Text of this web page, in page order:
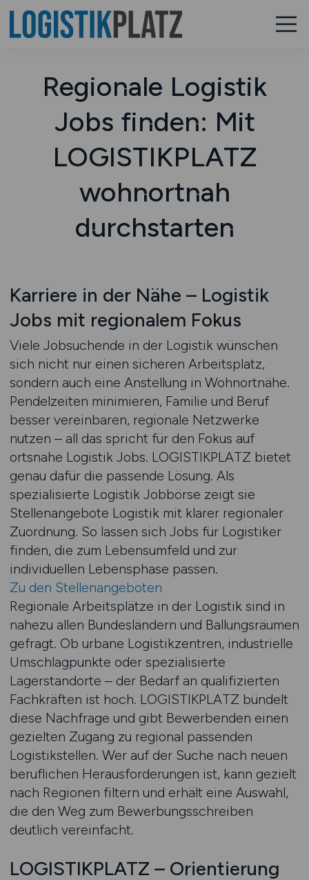
Regionale Logistik
Jobs finden: Mit
LOGISTIKPLATZ
wohnortnah
durchstarten
Karriere in der Nähe – Logistik
Jobs mit regionalem Fokus
Viele Jobsuchende in der Logistik wünschen
sich nicht nur einen sicheren Arbeitsplatz,
sondern auch eine Anstellung in Wohnortnähe.
Pendelzeiten minimieren, Familie und Beruf
besser vereinbaren, regionale Netzwerke
nutzen – all das spricht für den Fokus auf
ortsnahe Logistik Jobs. LOGISTIKPLATZ bietet
genau dafür die passende Lösung. Als
spezialisierte Logistik Jobbörse zeigt sie
Stellenangebote Logistik mit klarer regionaler
Zuordnung. So lassen sich Jobs für Logistiker
finden, die zum Lebensumfeld und zur
individuellen Lebensphase passen.
Zu den Stellenangeboten
Regionale Arbeitsplätze in der Logistik sind in
nahezu allen Bundesländern und Ballungsräumen
gefragt. Ob urbane Logistikzentren, industrielle
Umschlagpunkte oder spezialisierte
Lagerstandorte – der Bedarf an qualifizierten
Fachkräften ist hoch. LOGISTIKPLATZ bündelt
diese Nachfrage und gibt Bewerbenden einen
gezielten Zugang zu regional passenden
Logistikstellen. Wer auf der Suche nach neuen
beruflichen Herausforderungen ist, kann gezielt
nach Regionen filtern und erhält eine Auswahl,
die den Weg zum Bewerbungsschreiben
deutlich vereinfacht.
LOGISTIKPLATZ – Orientierung